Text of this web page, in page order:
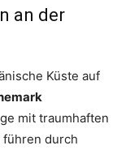
an der
Küste auf
mit traumhaften
durch